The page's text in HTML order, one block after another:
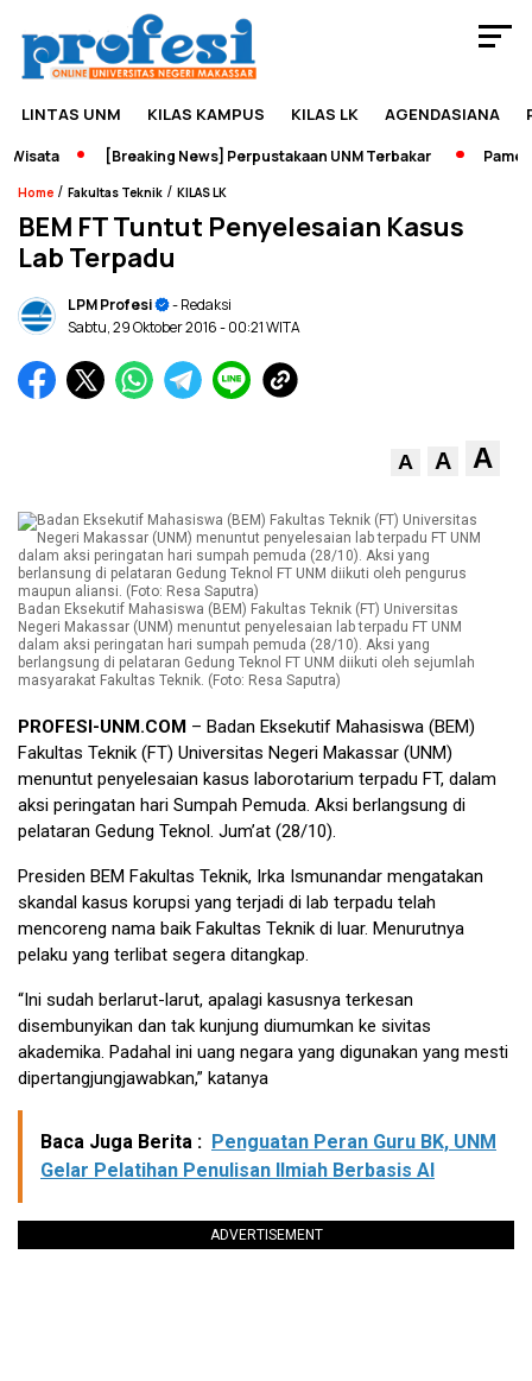
LINTAS UNM KILAS KAMPUS KILAS LK AGENDASIANA
[Breaking News] Perpustakaan UNM Terbakar Pameran
Home / Fakultas Teknik / KILAS LK
BEM FT Tuntut Penyelesaian Kasus
Lab Terpadu
LPM Profesi
- Redaksi
Sabtu, 29 Oktober 2016- 00:21 WITA
A A A
Badan Eksekutif Mahasiswa (BEM) Fakultas Teknik (FT) Universitas
Negeri Makassar (UNM) menuntut penyelesaian lab terpadu FT UNM
dalam aksi peringatan hari sumpah pemuda (28/10). Aksi yang
berlangsung di pelataran Gedung Teknol FT UNM diikuti oleh sejumlah
masyarakat Fakultas Teknik. (Foto: Resa Saputra)
PROFESI-UNM.COM – Badan Eksekutif Mahasiswa (BEM)
Fakultas Teknik (FT) Universitas Negeri Makassar (UNM)
menuntut penyelesaian kasus laborotarium terpadu FT, dalam
aksi peringatan hari Sumpah Pemuda. Aksi berlangsung di
pelataran Gedung Teknol. Jum’at (28/10).
Presiden BEM Fakultas Teknik, Irka Ismunandar mengatakan
skandal kasus korupsi yang terjadi di lab terpadu telah
mencoreng nama baik Fakultas Teknik di luar. Menurutnya
pelaku yang terlibat segera ditangkap.
“Ini sudah berlarut-larut, apalagi kasusnya terkesan
disembunyikan dan tak kunjung diumumkan ke sivitas
akademika. Padahal ini uang negara yang digunakan yang mesti
dipertangjungjawabkan,” katanya
Baca Juga Berita : Penguatan Peran Guru BK, UNM
Gelar Pelatihan Penulisan Ilmiah Berbasis AI
ADVERTISEMENT